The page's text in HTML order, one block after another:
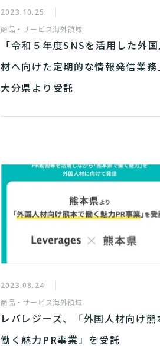
2023.10.25
商品・サービス海外領域
「令和５年度SNSを活用した外
材へ向けた定期的な情報発信業務
大分県より受託
2023.08.24
商品・サービス海外領域
レバレジーズ、「外国人材向け熊
働く魅力PR事業」を受託